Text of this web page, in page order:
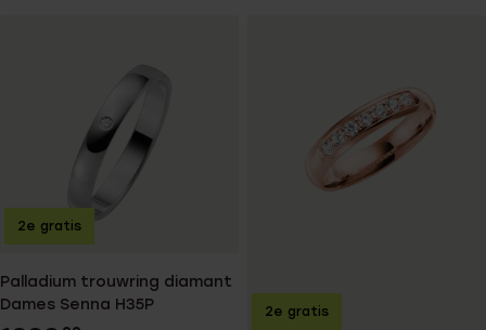
Palladium trouwring diamant
Dames Senna H35P
2e gratis
2e gratis